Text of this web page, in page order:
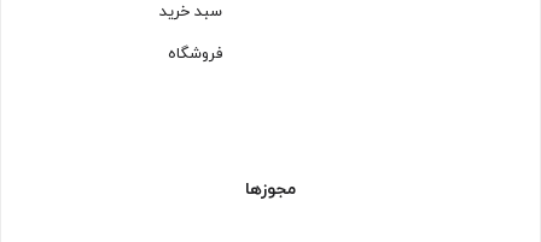
سبد خرید
فروشگاه
مجوزها